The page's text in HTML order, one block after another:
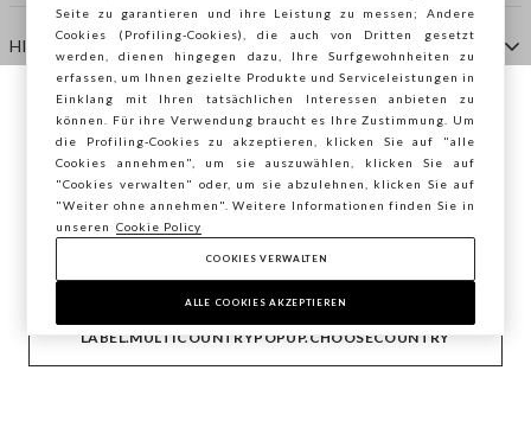
HILFE
AGENTUR
KONTAKTE
Copyright © Ovs S.p.A. MwSt.-Nr. 04240010274 - Kap.
Kap. 290.923.470 -2.4.0
Sie surfen auf der Seite von STEFANEL
Deutschland, möchten Sie Ihren Standort
speichern?
BESTÄTIGEN
LABEL.MULTICOUNTRYPOPUP.CHOOSECOUNTRY
footer.item.country Deutschland
Seite zu garantieren und ihre Leistung zu messen; Andere
Cookies (Profiling-Cookies), die auch von Dritten gesetzt
werden, dienen hingegen dazu, Ihre Surfgewohnheiten zu
erfassen, um Ihnen gezielte Produkte und Serviceleistungen in
Einklang mit Ihren tatsächlichen Interessen anbieten zu
können. Für ihre Verwendung braucht es Ihre Zustimmung. Um
die Profiling-Cookies zu akzeptieren, klicken Sie auf "alle
Cookies annehmen", um sie auszuwählen, klicken Sie auf
"Cookies verwalten" oder, um sie abzulehnen, klicken Sie auf
"Weiter ohne annehmen". Weitere Informationen finden Sie in
unseren
Cookie Policy
COOKIES VERWALTEN
ALLE COOKIES AKZEPTIEREN